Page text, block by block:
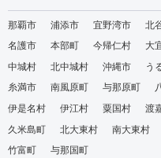
那覇市 浦添市 宜野湾市 北
名護市
本部町 今帰仁村 大
中城村
北中城村 沖縄市 う
糸満市
南風原町 与那原町
伊是名村
伊江村 粟国村 渡
久米島町
北大東村 南大東村
竹富町
与那国町